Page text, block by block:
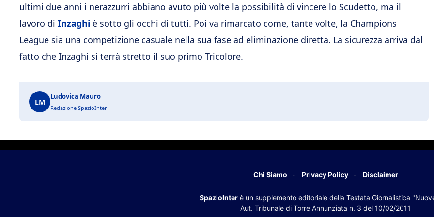
ultimi due anni i nerazzurri abbiano avuto più volte la possibilità di vincere lo Scudetto, ma il
lavoro di Inzaghi è sotto gli occhi di tutti. Poi va rimarcato come, tante volte, la Champions
League sia una competizione casuale nella sua fase ad eliminazione diretta. La sicurezza arriva dal
fatto che Inzaghi si terrà stretto il suo primo Tricolore.
LM
Ludovica Mauro
Redazione SpazioInter
Chi Siamo Privacy Policy Disclaimer
SpazioInterè un supplemento editoriale della Testata Giornalistica
Aut. Tribunale di Torre Annunziata n. 3 del 10/02/2011